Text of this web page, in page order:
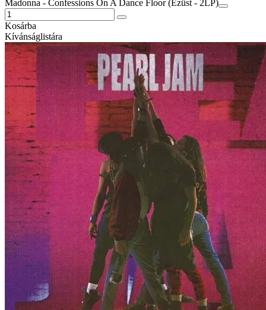
Madonna - Confessions On A Dance Floor (Ezüst - 2LP)
Kosárba
Kívánságlistára